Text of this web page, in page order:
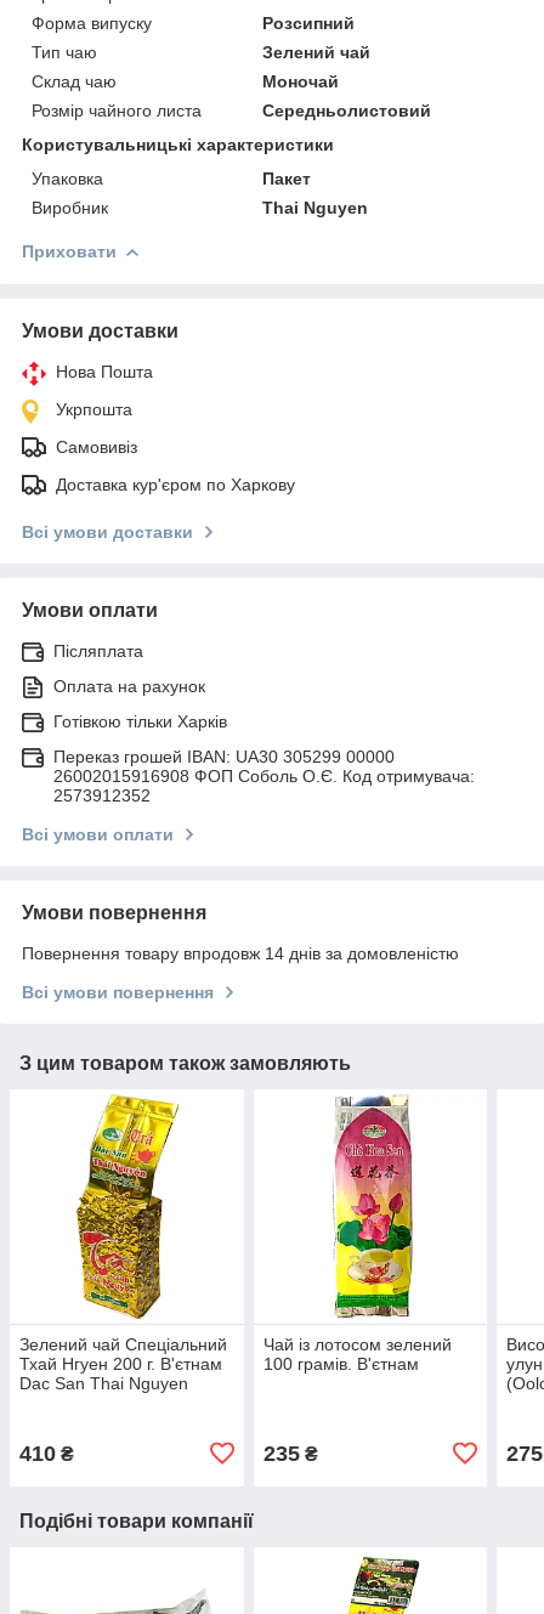
Форма випуску
Розсипний
Тип чаю
Зелений чай
Склад чаю
Моночай
Розмір чайного листа
Середньолистовий
Користувальницькі характеристики
Упаковка
Пакет
Виробник
Thai Nguyen
Приховати
Умови доставки
Нова Пошта
Укрпошта
Самовивіз
Доставка кур'єром по Харкову
Всі умови доставки
Умови оплати
Післяплата
Оплата на рахунок
Готівкою тільки Харків
Переказ грошей IBAN: UA30 305299 00000
26002015916908 ФОП Соболь О.Є. Код отримувача:
2573912352
Всі умови оплати
Умови повернення
Повернення товару впродовж 14 днів за домовленістю
Всі умови повернення
З цим товаром також замовляють
Зелений чай Спеціальний
Тхай Нгуен 200 г. В'єтнам
Dac San Thai Nguyen
410 ₴
Чай із лотосом зелений
100 грамів. В'єтнам
235₴ 275
Подібні товари компанії